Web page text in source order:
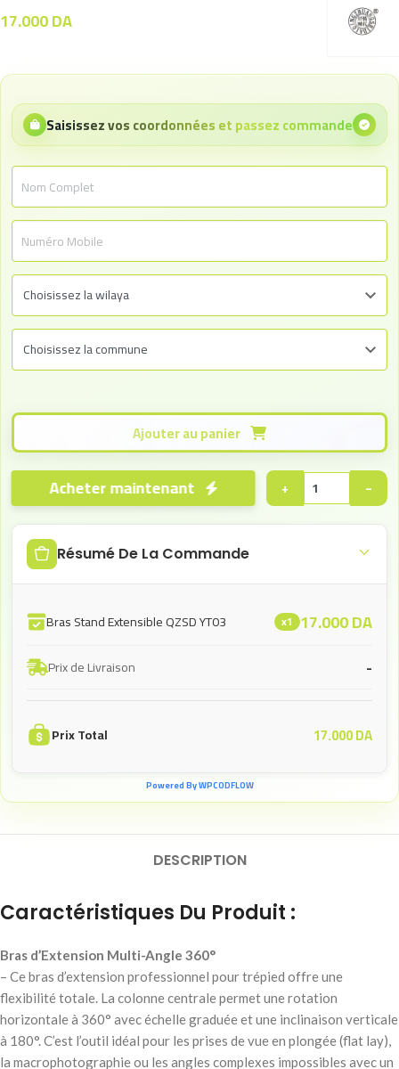
17.000DA
Saisissez vos coordonnées et passez commande
−
+
Acheter maintenant
Résumé De La Commande
Bras Stand Extensible QZSD YT03 x1 17.000DA
Prix de Livraison -
Prix Total 17.000DA
Powered By WPCODFLOW
DESCRIPTION
Caractéristiques Du Produit :
Bras d’Extension Multi-Angle 360°
– Ce bras d’extension professionnel pour trépied offre une
flexibilité totale. La colonne centrale permet une rotation
horizontale à 360° avec échelle graduée et une inclinaison verticale
à 180°. C’est l’outil idéal pour les prises de vue en plongée (flat lay),
la macrophotographie ou les angles complexes impossibles avec un